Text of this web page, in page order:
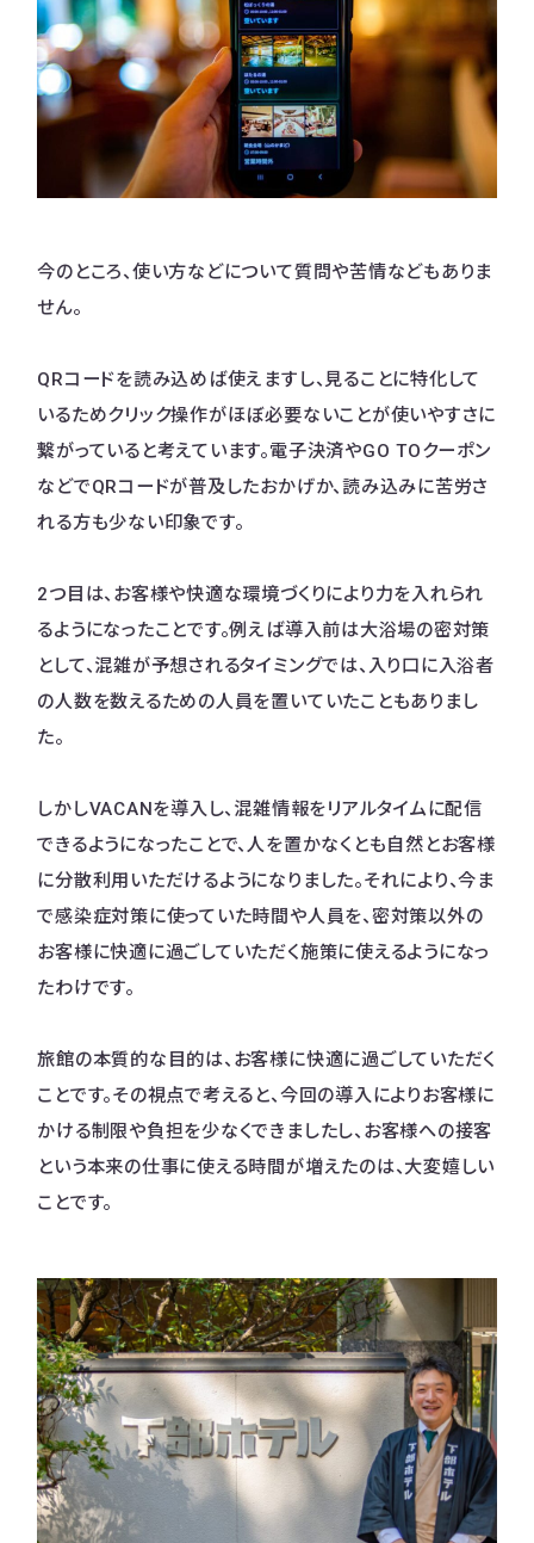
今のところ、使い方などについて質問や苦情などもありま
せん。
QRコードを読み込めば使えますし、見ることに特化して
いるためクリック操作がほぼ必要ないことが使いやすさに
繋がっていると考えています。電子決済やGO TOクーポン
などでQRコードが普及したおかげか、読み込みに苦労さ
れる方も少ない印象です。
2つ目は、お客様や快適な環境づくりにより力を入れられ
るようになったことです。例えば導入前は大浴場の密対策
として、混雑が予想されるタイミングでは、入り口に入浴者
の人数を数えるための人員を置いていたこともありまし
た。
しかしVACANを導入し、混雑情報をリアルタイムに配信
できるようになったことで、人を置かなくとも自然とお客様
に分散利用いただけるようになりました。それにより、今ま
で感染症対策に使っていた時間や人員を、密対策以外の
お客様に快適に過ごしていただく施策に使えるようになっ
たわけです。
旅館の本質的な目的は、お客様に快適に過ごしていただく
ことです。その視点で考えると、今回の導入によりお客様に
かける制限や負担を少なくできましたし、お客様への接客
という本来の仕事に使える時間が増えたのは、大変嬉しい
ことです。